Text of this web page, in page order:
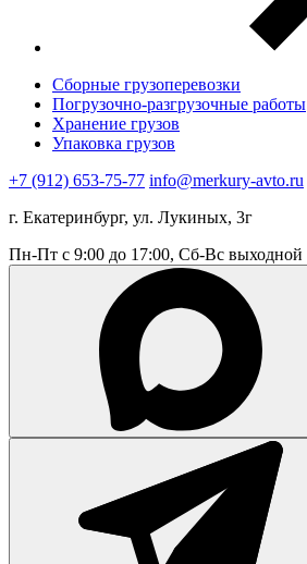
Сборные грузоперевозки
Погрузочно-разгрузочные работы
Хранение грузов
Упаковка грузов
+7 (912) 653-75-77 info@merkury-avto.ru
г. Екатеринбург, ул. Лукиных, 3г
Пн-Пт с 9:00 до 17:00, Сб-Вс выходной